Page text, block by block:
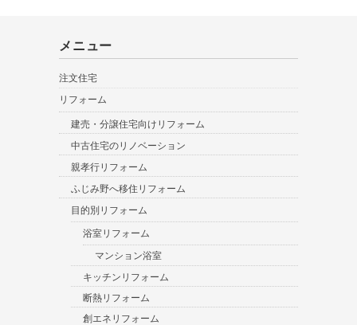
メニュー
注文住宅
リフォーム
建売・分譲住宅向けリフォーム
中古住宅のリノベーション
親孝行リフォーム
ふじみ野へ移住リフォーム
目的別リフォーム
浴室リフォーム
マンション浴室
キッチンリフォーム
断熱リフォーム
創エネリフォーム